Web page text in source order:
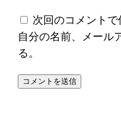
次回のコメント
自分の名前、メール
る。